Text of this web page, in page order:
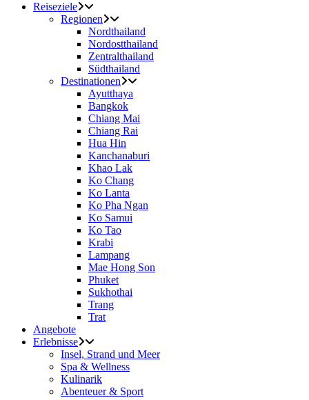
Reiseziele
Regionen
Nordthailand
Nordostthailand
Zentralthailand
Südthailand
Destinationen
Ayutthaya
Bangkok
Chiang Mai
Chiang Rai
Hua Hin
Kanchanaburi
Khao Lak
Ko Chang
Ko Lanta
Ko Pha Ngan
Ko Samui
Ko Tao
Krabi
Lampang
Mae Hong Son
Phuket
Sukhothai
Trang
Trat
Angebote
Erlebnisse
Insel, Strand und Meer
Spa & Wellness
Kulinarik
Abenteuer & Sport